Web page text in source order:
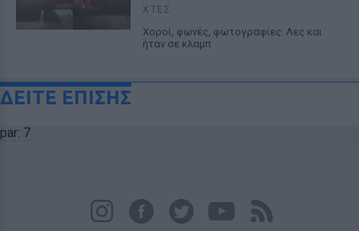
ΧΤΕΣ
Χοροί, φωνές, φωτογραφίες: Λες και
ήταν σε κλαμπ
ΔΕΙΤΕ ΕΠΙΣΗΣ
par: 7